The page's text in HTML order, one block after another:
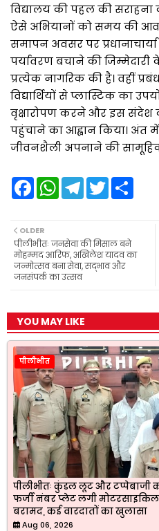
विद्यालय की पहल की
ऐसे अभियानों को समय की
समापन अवसर पर
पर्यावरण बचाने की
प्रत्येक नागरिक की है। वहीं
विद्यार्थियों से प्लास्टिक का
वृक्षारोपण करने और इस संदेश
पहुंचाने का आह्वान किया। अंत
जीवनशैली अपनाने की
F
a
b
o
o
k
W
A
p
p
T
e
r
a
m
T
w
e
r
OLDER
पीलीभीतः जनसेवा की मिसाल बने
मोहम्मद आरिफ, अखिलेश यादव का
जन्मोत्सव बना सेवा, सद्भाव और
जनसंपर्क का उत्सव
YOU MAY LIKE
पीलीभीत
पीलीभीतः कुंडल लूट और टप्पेबाजी
फर्जी नंबर प्लेट लगी
बरामद, कई वारदातों का खुलासा
Aug 06, 2026